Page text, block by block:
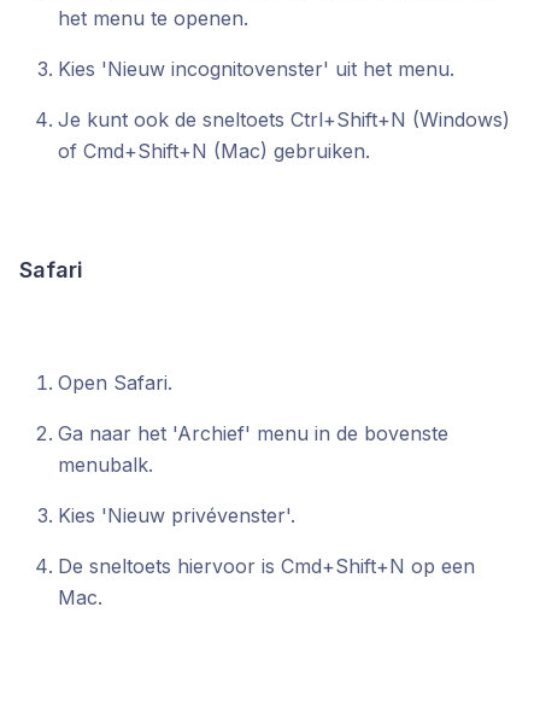
het menu te openen.
Kies 'Nieuw incognitovenster' uit het menu.
Je kunt ook de sneltoets Ctrl+Shift+N (Windows)
of Cmd+Shift+N (Mac) gebruiken.
Safari
Open Safari.
Ga naar het 'Archief' menu in de bovenste
menubalk.
Kies 'Nieuw privévenster'.
De sneltoets hiervoor is Cmd+Shift+N op een
Mac.